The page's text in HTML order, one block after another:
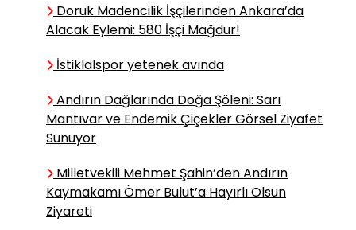
AKSU
Özlüyorum – 3
TÜRKOLOG Sibel
TOPÇUOĞLU DEDEOĞLU
Doruk Madencilik İşçilerinden Ankara’da
Alacak Eylemi: 580 İşçi Mağdur!
İstiklalspor yetenek avında
Andırın Dağlarında Doğa Şöleni: Sarı
Mantıvar ve Endemik Çiçekler Görsel Ziyafet
Sunuyor
Milletvekili Mehmet Şahin’den Andırın
Kaymakamı Ömer Bulut’a Hayırlı Olsun
Ziyareti